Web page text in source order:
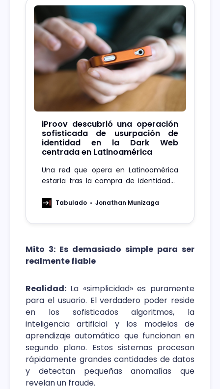
iProov descubrió una operación
sofisticada de usurpación de
identidad en la Dark Web
centrada en Latinoamérica
Una red que opera en Latinoamérica
estaría tras la compra de identidades
entregar su información personal a
Tabulado Jonathan Munizaga
Mito 3: Es demasiado simple para ser
realmente fiable
Realidad: La «simplicidad» es puramente
para el usuario. El verdadero poder reside
en los sofisticados algoritmos, la
inteligencia artificial y los modelos de
aprendizaje automático que funcionan en
segundo plano. Estos sistemas procesan
rápidamente grandes cantidades de datos
y detectan pequeñas anomalías que
revelan un fraude.